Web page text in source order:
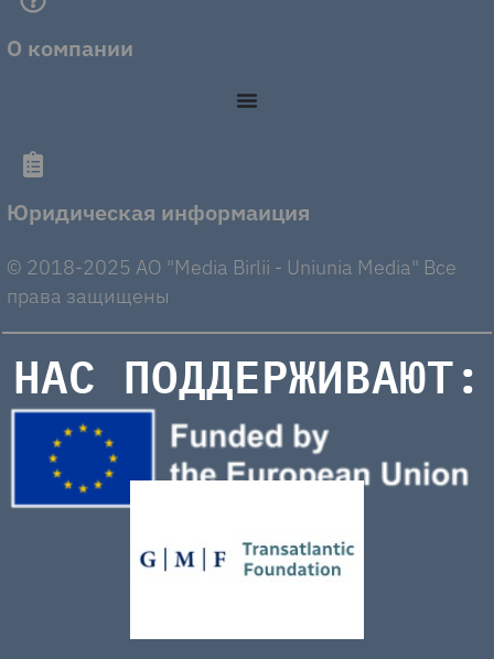
О компании
Юридическая информаиция
© 2018-2025 AO "Media Birlii - Uniunia Media" Все
права защищены
НАС ПОДДЕРЖИВАЮТ: